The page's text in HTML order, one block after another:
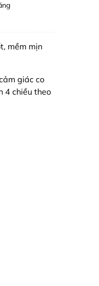
mềm mịn
giác co
4 chiều theo